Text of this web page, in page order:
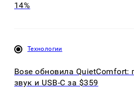
14%
Технологии
Bose обновила QuietComfort:
звук и USB-C за $359